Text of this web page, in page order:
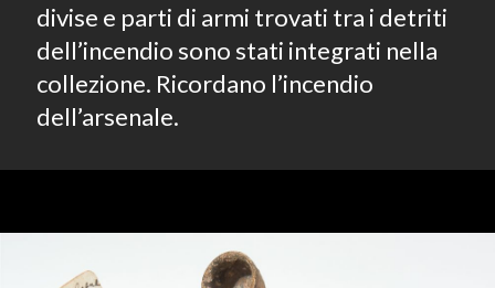
divise e parti di armi trovati tra i detriti
dell’incendio sono stati integrati nella
collezione. Ricordano l’incendio
dell’arsenale.